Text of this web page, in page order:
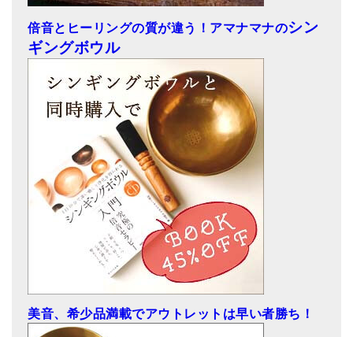
倍音とヒーリングの質が違う！アマナマナのシン
ギングボウル
美音、希少品満載でアウトレットは早い者勝ち！